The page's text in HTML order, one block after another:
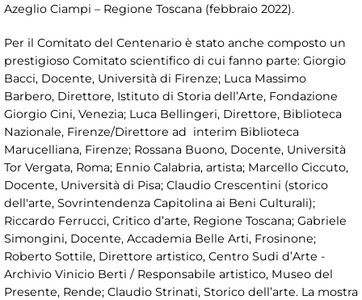
Azeglio Ciampi – Regione Toscana (febbraio 2022).
Per il Comitato del Centenario è stato anche composto un
prestigioso Comitato scientifico di cui fanno parte: Giorgio
Bacci, Docente, Università di Firenze; Luca Massimo
Barbero, Direttore, Istituto di Storia dell’Arte, Fondazione
Giorgio Cini, Venezia; Luca Bellingeri, Direttore, Biblioteca
Nazionale, Firenze/Direttore ad interim Biblioteca
Marucelliana, Firenze; Rossana Buono, Docente, Università
Tor Vergata, Roma; Ennio Calabria, artista; Marcello Ciccuto,
Docente, Università di Pisa; Claudio Crescentini (storico
dell'arte, Sovrintendenza Capitolina ai Beni Culturali);
Riccardo Ferrucci, Critico d’arte, Regione Toscana; Gabriele
Simongini, Docente, Accademia Belle Arti, Frosinone;
Roberto Sottile, Direttore artistico, Centro Sudi d’Arte -
Archivio Vinicio Berti / Responsabile artistico, Museo del
Presente, Rende; Claudio Strinati, Storico dell’arte. La mostra